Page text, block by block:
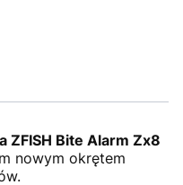
ZFISH Bite Alarm Zx8
nowym okrętem